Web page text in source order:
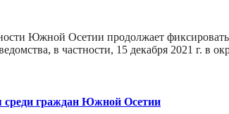
Южной Осетии продолжает
в частности, 15 декабря 2021 г.
среди граждан Южной Осетии